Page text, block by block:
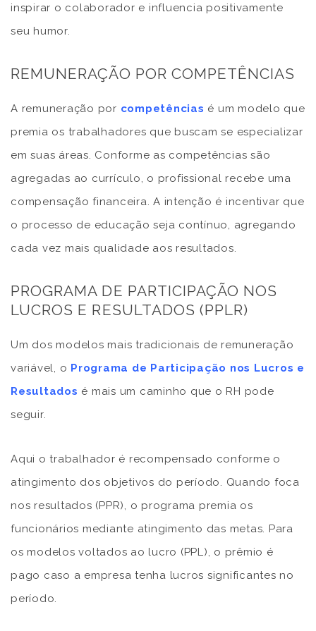
inspirar o colaborador e influencia positivamente
seu humor.
REMUNERAÇÃO POR COMPETÊNCIAS
A remuneração por competências é um modelo que
premia os trabalhadores que buscam se especializar
em suas áreas. Conforme as competências são
agregadas ao currículo, o profissional recebe uma
compensação financeira. A intenção é incentivar que
o processo de educação seja contínuo, agregando
cada vez mais qualidade aos resultados.
PROGRAMA DE PARTICIPAÇÃO NOS
LUCROS E RESULTADOS (PPLR)
Um dos modelos mais tradicionais de remuneração
variável, o Programa de Participação nos Lucros e
Resultados é mais um caminho que o RH pode
seguir.
Aqui o trabalhador é recompensado conforme o
atingimento dos objetivos do período. Quando foca
nos resultados (PPR), o programa premia os
funcionários mediante atingimento das metas. Para
os modelos voltados ao lucro (PPL), o prêmio é
pago caso a empresa tenha lucros significantes no
período.